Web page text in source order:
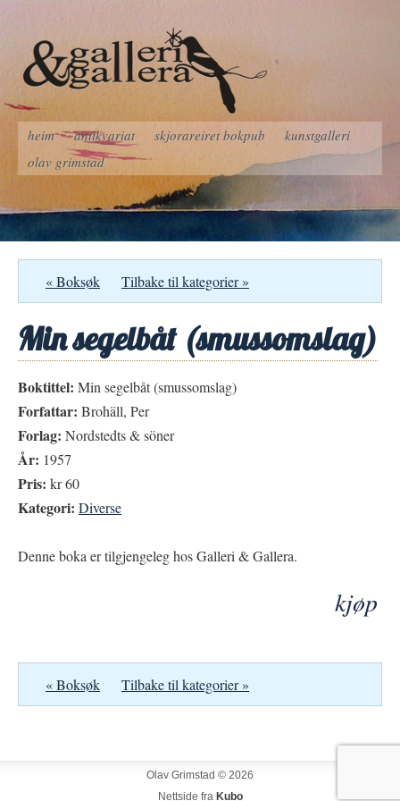
heim antikvariat skjorareiret bokpub
kunstgalleri
olav grimstad
« Boksøk Tilbake til kategorier »
Min segelbåt (smussomslag)
Boktittel: Min segelbåt (smussomslag)
Forfattar: Brohäll, Per
Forlag: Nordstedts & söner
År: 1957
Pris: kr 60
Kategori: Diverse
Denne boka er tilgjengeleg hos Galleri & Gallera.
kjøp
« Boksøk Tilbake til kategorier »
Olav Grimstad © 2026
Nettside fra Kubo